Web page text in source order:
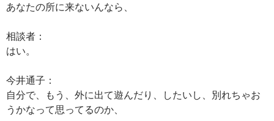
あなたの所に来ないんなら、
相談者：
はい。
今井通子：
自分で、もう、外に出て遊んだり、したいし、別れちゃお
うかなって思ってるのか、